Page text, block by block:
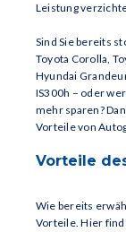
Leistung
Sind Sie bereits
Toyota Corolla,
Hyundai
IS300h – oder
mehr sparen?
Vorteile von
Vorteile
Wie bereits
Vorteile. Hier